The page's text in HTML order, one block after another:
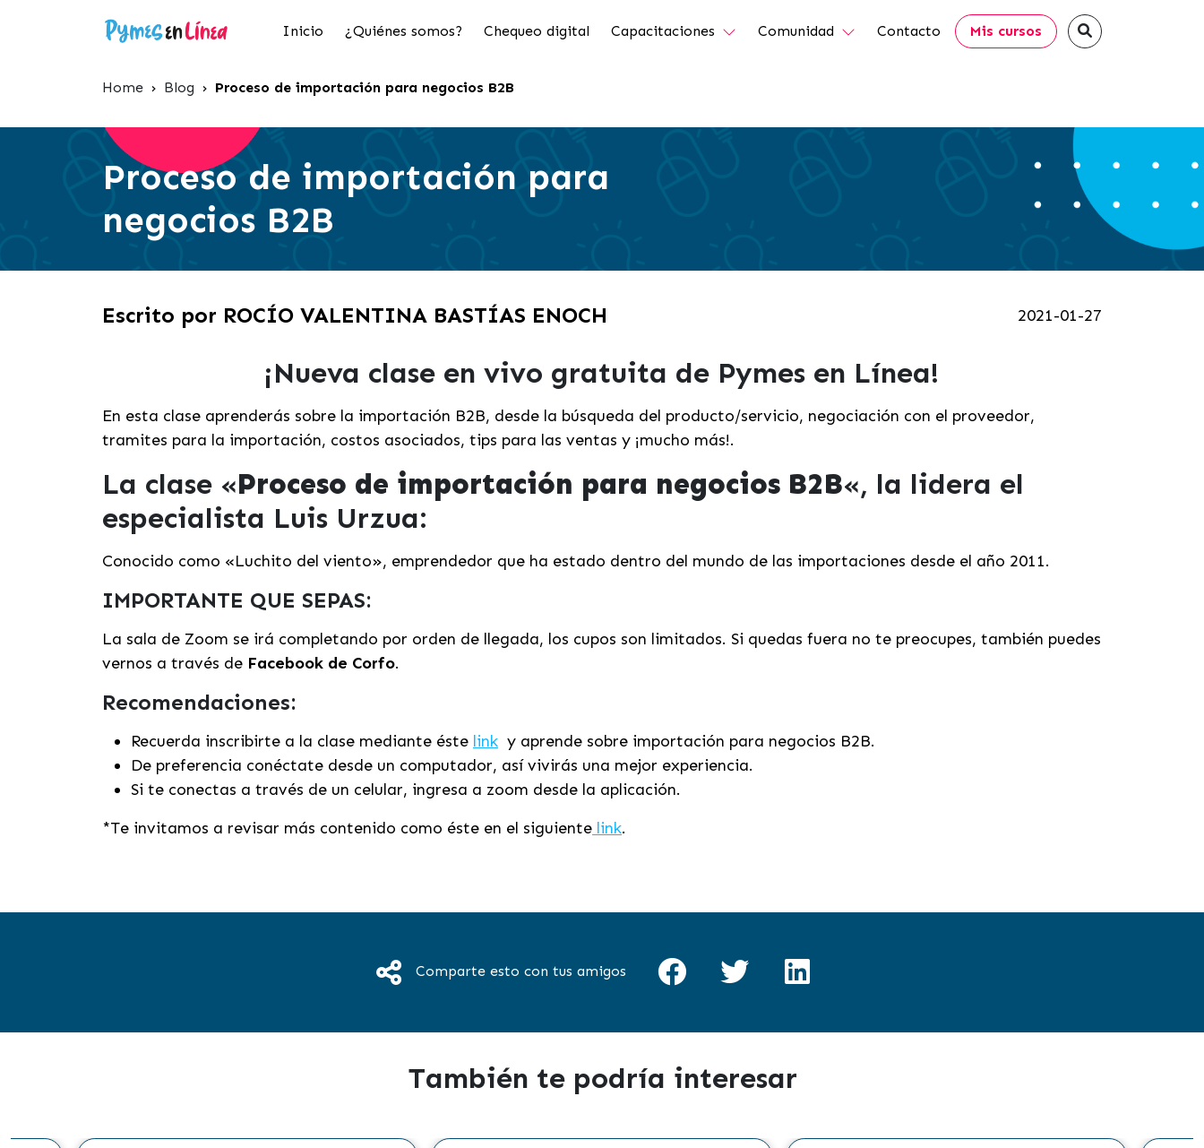
Inicio ¿Quiénes somos? Chequeo digital Capacitaciones Comunidad Contacto Mis cursos
Home › Blog › Proceso de importación para negocios B2B
Proceso de importación para
negocios B2B
Escrito por ROCÍO VALENTINA BASTÍAS ENOCH 2021-01-27
¡Nueva clase en vivo gratuita de Pymes en Línea!
En esta clase aprenderás sobre la importación B2B, desde la búsqueda del producto/servicio, negociación con el proveedor,
tramites para la importación, costos asociados, tips para las ventas y ¡mucho más!.
La clase «Proceso de importación para negocios B2B«, la lidera el
especialista Luis Urzua:
Conocido como «Luchito del viento», emprendedor que ha estado dentro del mundo de las importaciones desde el año 2011.
IMPORTANTE QUE SEPAS:
La sala de Zoom se irá completando por orden de llegada, los cupos son limitados. Si quedas fuera no te preocupes, también puedes
vernos a través de Facebook de Corfo.
Recomendaciones:
Recuerda inscribirte a la clase mediante éste link y aprende sobre importación para negocios B2B.
De preferencia conéctate desde un computador, así vivirás una mejor experiencia.
Si te conectas a través de un celular, ingresa a zoom desde la aplicación.
*Te invitamos a revisar más contenido como éste en el siguiente link.
Comparte esto con tus amigos
También te podría interesar